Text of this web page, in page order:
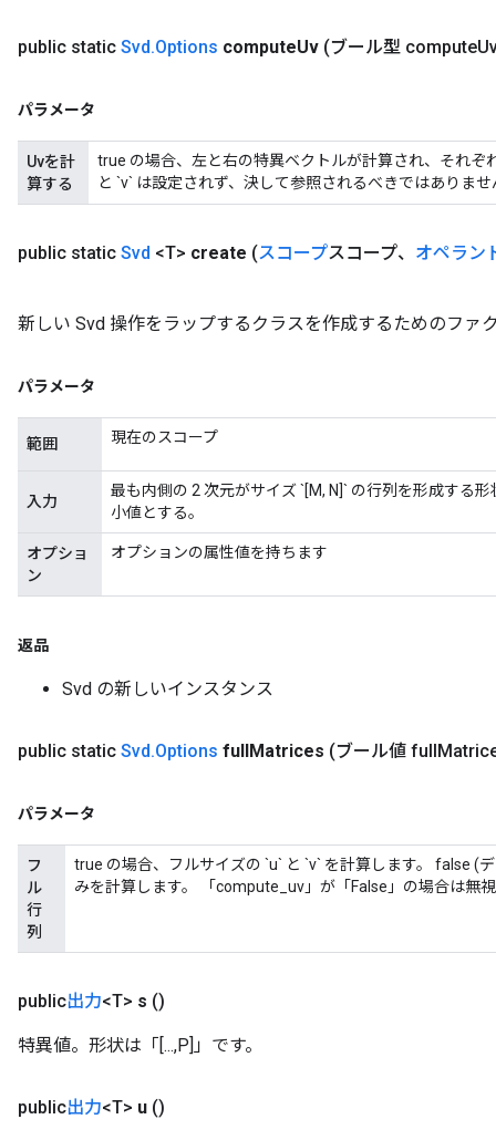
public static Svd.Options computeUv (ブール型 compute
パラメータ
Uvを計
算する
true の場合、左と右の特異ベクトルが計算され、それぞ
と `v` は設定されず、決して参照されるべきではありませ
public static Svd <T> create (スコープスコープ、 オペラン
新しい Svd 操作をラップするクラスを作成するためのファ
パラメータ
範囲 現在のスコープ
入力
最も内側の 2 次元がサイズ `[M, N]` の行列を形成する形
小値とする。
オプショ
ン
オプションの属性値を持ちます
返品
Svd の新しいインスタンス
public static Svd.Options fullMatrices (ブール値 full
パラメータ
フ
ル
行
列
true の場合、フルサイズの `u` と `v` を計算します。 false (
みを計算します。 「compute_uv」が「False」の場合は無
public出力<T> s ()
特異値。形状は「[...,P]」です。
public出力<T> u ()